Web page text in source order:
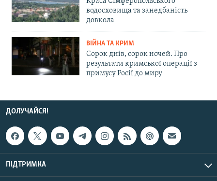
водосховища та занедбаність
довкола
ВІЙНА ТА КРИМ
Сорок днів, сорок ночей. Про
результати кримської операції з
примусу Росії до миру
ДОЛУЧАЙСЯ!
ПІДТРИМКА